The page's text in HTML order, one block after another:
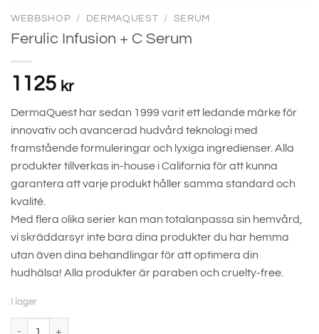
WEBBSHOP / DERMAQUEST / SERUM
Ferulic Infusion + C Serum
1125 kr
DermaQuest har sedan 1999 varit ett ledande märke för
innovativ och avancerad hudvård teknologi med
framstående formuleringar och lyxiga ingredienser. Alla
produkter tillverkas in-house i California för att kunna
garantera att varje produkt håller samma standard och
kvalité.
Med flera olika serier kan man totalanpassa sin hemvård,
vi skräddarsyr inte bara dina produkter du har hemma
utan även dina behandlingar för att optimera din
hudhälsa! Alla produkter är paraben och cruelty-free.
I lager